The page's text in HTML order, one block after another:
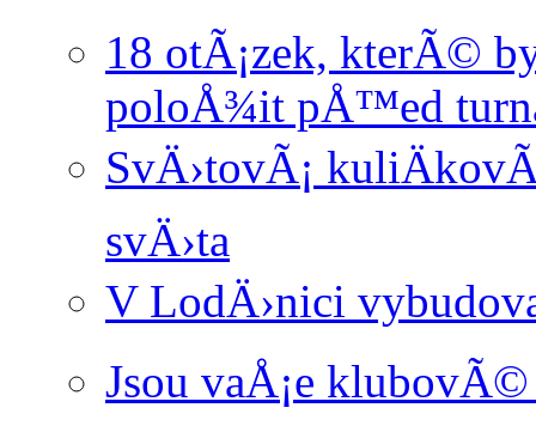
18 otÃ¡zek, kterÃ©
poloÅ¾it pÅ™ed
SvÄ›tovÃ¡
svÄ›ta
V LodÄ›nici
Jsou vaÅ¡e klubovÃ©